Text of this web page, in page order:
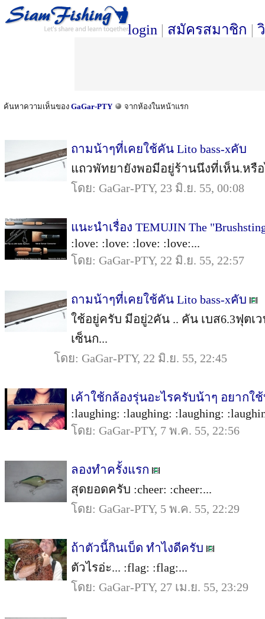
login | สมัครสมาชิก |
ค้นหาความเห็นของ GaGar-PTY จากห้องในหน้าแรก
ถามน้าๆที่เคยใช้คัน Lito bass-xคับ
แถวพัทยายังพอมีอยู่ร้านนึงที่เห็น.หรื
โดย: GaGar-PTY, 23 มิ.ย. 55, 00:08
แนะนำเรื่อง TEMUJIN The
:love: :love: :love: :love:...
โดย: GaGar-PTY, 22 มิ.ย. 55, 22:57
ถามน้าๆที่เคยใช้คัน Lito bass-xคับ
ใช้อยู่ครับ มีอยู่2คัน .. คัน เบส6.3ฟุตเ
เซ็นก...
โดย: GaGar-PTY, 22 มิ.ย. 55, 22:45
เค้าใช้กล้องรุ่นอะไรครับน้าๆ อยากใช้
:laughing: :laughing: :laughing:
โดย: GaGar-PTY, 7 พ.ค. 55, 22:56
ลองทำครั้งแรก
สุดยอดครับ :cheer: :cheer:...
โดย: GaGar-PTY, 5 พ.ค. 55, 22:29
ถ้าตัวนี้กินเบ็ด ทำไงดีครับ
ตัวไรอ่ะ... :flag: :flag:...
โดย: GaGar-PTY, 27 เม.ย. 55, 23:29